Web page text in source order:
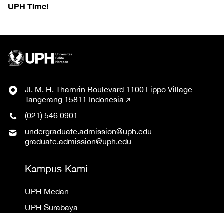
UPH Time!
Jl. M. H. Thamrin Boulevard 1100 Lippo Village
Tangerang 15811 Indonesia
(021) 546 0901
undergraduate.admission@uph.edu
graduate.admission@uph.edu
Kampus Kami
UPH Medan
UPH Surabaya